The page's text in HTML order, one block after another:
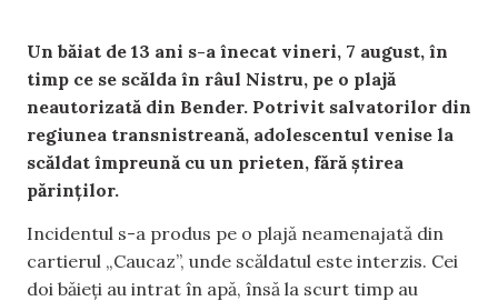
Un băiat de 13 ani s-a înecat vineri, 7 august, în
timp ce se scălda în râul Nistru, pe o plajă
neautorizată din Bender. Potrivit salvatorilor din
regiunea transnistreană, adolescentul venise la
scăldat împreună cu un prieten, fără știrea
părinților.
Incidentul s-a produs pe o plajă neamenajată din
cartierul „Caucaz”, unde scăldatul este interzis. Cei
doi băieți au intrat în apă, însă la scurt timp au